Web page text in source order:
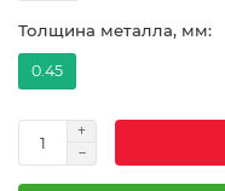
Толщина металла, мм:
0.45